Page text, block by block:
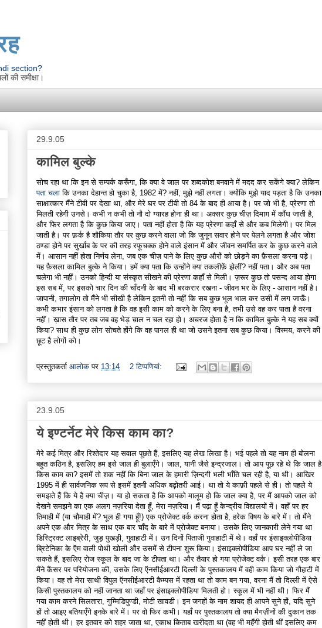
section?
की समीक्षा।
29.9.05
कामिल बुल्के
सोच रहा था कि इन से सम्पर्क करूँगा, कि क्या वे जाल पर शब्दकोश बनवाने में मदद कर सकेंगे क्या? लेकिन
पता चला कि उनका देहान्त हो चुका है, 1982 में? नहीं, मुझे नहीं लगता। क्योंकि मुझे याद पड़ता है कि उनका
साक्षात्कार मैंने टीवी पर देखा था, और मेरे घर पर टीवी तो 84 के बाद ही आया है। पर जो भी है, प्रेरणा तो
मिलती रहेगी उनसे। कभी न कभी तो नौ दो ग्यारह होना ही था। अक्सर कुछ चीज़ दिमाग़ में कौंध जाती है,
और फिर लगता है कि कुछ किया जाए। पता नहीं होता है कि यह प्रेरणा कहाँ से और कब मिलेगी। पर मिल
जाती है। पर फ़र्क है शौकिया तौर पर कुछ करने वाला जो कि जुनून सवार होने पर पेलने लगता है और जोश
ठण्डा होने पर सुर्खाब के पर की तरह रफ़ूचक्क होने वाले इंसान में और जीवन समर्पित कर के कुछ करने वाले
में। आसान नहीं होता निर्णय लेना, जब एक चीज़ पाने के लिए कुछ औरों को छोड़ने का फ़ैसला करना पड़े।
यह फ़ैसला कामिल बुल्के ने किया। हमें क्या पता कि उन्होंने क्या तकलीफ़ें झेलीं? नहीं पता। और अब पता
चलेगा भी नहीं। उनको हिन्दी या संस्कृत सीखने की प्रेरणा कहाँ से मिली। ज़रूर कुछ तो पसन्द आया होगा
इस सब में, पर इसको चार दिन की चाँदनी के बाद भी बरकरार रखना - जीवन भर के लिए - आसान नहीं है।
जापानी, तगालोग तो मैंने भी सीखी है लेकिन इतनी तो नहीं कि सब कुछ भूल भाल कर उसी में लग जाऊँ।
कभी कभार इंसान को लगता है कि वह इसी काम को करने के लिए बना है, तभी उसे वह कर पाता है वरना
नहीं। ख़ास तौर पर तब जब वह भेड़ चाल न चल रहा हो। अचरज होता है न कि कामिल बुल्के ने यह सब क्यों
किया? साथ ही कुछ लोग सोचते होंगे कि वह पागल ही था जो उसने इतना सब कुछ किया। विस्मय, करने की
छूट है लोगों को।
प्रस्तुतकर्ता आलोक पर 13:14 2 टिप्‍पणियां:
23.9.05
ये इण्टर्नेट मेरे किस काम का?
मेरे कई मित्र और रिश्तेदार यह सवाल पूछते हैं, इसलिए यह लेख लिखा है। भई पहले तो यह नाम ही बोलना
बहुत कठिन है, इसलिए हम इसे जाल ही बुलाएँगे। जाल, यानी जैसे इन्द्रजाल। तो आप पूछ रहे थे कि जाल है
किस काम का? इसमें तो शक नहीं कि बिना जाल के हमारी ज़िन्दगी भली भाँति चल रही है, या थी। आखिर
1995 में ही सार्वजनिक रूप से इसमें इतनी अधिक बढ़ोतरी आई। था तो ये काफ़ी पहले से ही। तो पहले ये
समझते हैं कि ये है क्या चीज़। या हो सकता है कि आपको मालूम हो कि जाल क्या है, पर मैं आपको जाल को
देखने समझने का एक अलग नज़रिया देता हूँ, मेरा नज़रिया। मैं पढ़ा हूँ केन्द्रीय विद्यालयों में। वहाँ पर हर
तिमाही में (या चौमाही में? भूल ही गया हूँ!) एक प्रोजेक्ट वर्क करना होता है, हरेक विषय के बारे में। तो मैंने
अपने एक और मित्र के साथ एक बार चाँद के बारे में प्रोजेक्ट बनाया। उसके लिए जानकारी लेने गया था
डिस्ट्रिक्ट लाइब्रेरी, जुड़ पुखड़ी, गुवाहाटी में। उन दिनों पिताजी गुवाहाटी में थे। वहाँ पर इंसाइक्लोपीडिया
ब्रिटेनिका के ऍम वाली पोथी खोली और उसमें से टीपना शुरू किया। इंसाइक्लोपीडिया आप घर नहीं ले जा
सकते हैं, इसलिए रोज स्कूल के बाद जा के टीपता था। और तैयार हो गया प्रोजेक्ट वर्क। इसी तरह एक बार
मैंने कैंसर पर परियोजना की, उसके लिए ऍनसीईआरटी दिल्ली के पुस्तकालय में वही काम किया जो गौहाटी में
किया। वह तो मेरा साथी विपुल ऍनसीईआरटी कैम्पस में रहता था तो काम बन गया, वरना मैं तो दिल्ली में ऐसे
किसी पुस्तकालय को नहीं जानता था जहाँ पर इंसाइक्लोपीडिया मिलती हो। स्कूल में भी नहीं थी। फिर मैं
गया काम करने सिलतारा, गुम्मिडिपुण्डी, मोटी खावडी। इन जगहों के नाम शायद ही आपने सुने हों, यदि सुने
हों तो आइए बतियाएँगे इनके बारे में। पर वो फिर कभी। यहाँ पर पुस्तकालय तो क्या मैगज़ीनों की दुकान तक
नहीं होती थी। हर इतवार को शहर जाता था, एकाध किताब खरीदता था (वह भी महँगी होती थीं इसलिए कम